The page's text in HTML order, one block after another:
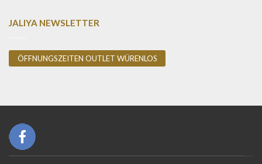
JALIYA NEWSLETTER
ÖFFNUNGSZEITEN OUTLET WÜRENLOS